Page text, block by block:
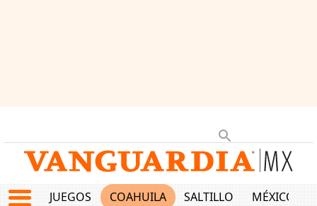
JUEGOS COAHUILA SALTILLO MÉXICO